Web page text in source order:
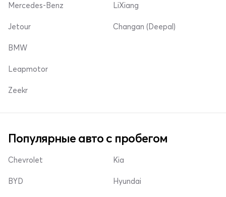
Mercedes-Benz
Jetour
LiXiang
Changan (Deepal)
BMW
Leapmotor
Zeekr
Популярные авто с пробегом
Chevrolet
BYD
Kia
Hyundai